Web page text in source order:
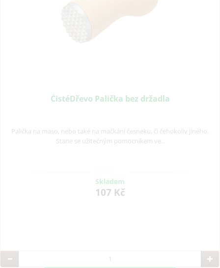
ČistéDřevo Palička bez držadla
Palička na maso, nebo také na mačkání česneku, či čehokoliv jiného.
Stane se užitečným pomocníkem ve..
Skladem
107 Kč